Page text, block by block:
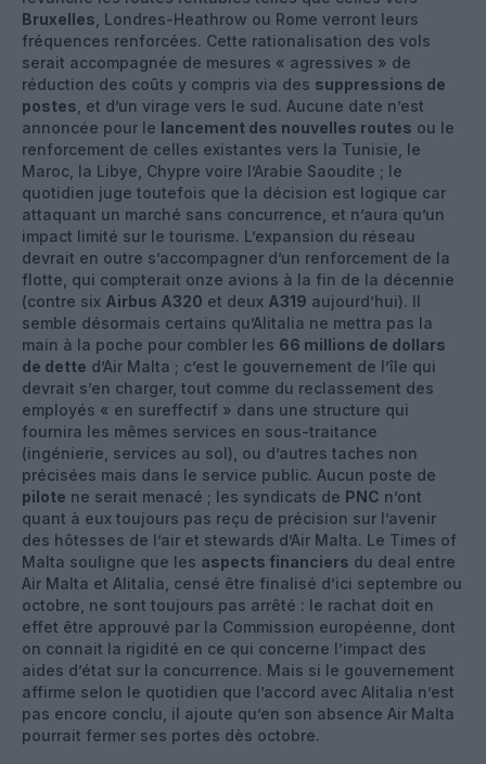
Bruxelles , Londres-Heathrow ou Rome verront leurs
fréquences renforcées. Cette rationalisation des vols
serait accompagnée de mesures « agressives » de
réduction des coûts y compris via des suppressions de
postes , et d’un virage vers le sud. Aucune date n’est
annoncée pour le lancement des nouvelles routes ou le
renforcement de celles existantes vers la Tunisie, le
Maroc, la Libye, Chypre voire l’Arabie Saoudite ; le
quotidien juge toutefois que la décision est logique car
attaquant un marché sans concurrence, et n’aura qu’un
impact limité sur le tourisme. L’expansion du réseau
devrait en outre s’accompagner d’un renforcement de la
flotte, qui compterait onze avions à la fin de la décennie
(contre six Airbus A320 et deux A319 aujourd’hui). Il
semble désormais certains qu’Alitalia ne mettra pas la
main à la poche pour combler les 66 millions de dollars
de dette d’Air Malta ; c’est le gouvernement de l’île qui
devrait s’en charger, tout comme du reclassement des
employés « en sureffectif » dans une structure qui
fournira les mêmes services en sous-traitance
(ingénierie, services au sol), ou d’autres taches non
précisées mais dans le service public. Aucun poste de
pilote ne serait menacé ; les syndicats de PNC n’ont
quant à eux toujours pas reçu de précision sur l’avenir
des hôtesses de l’air et stewards d’Air Malta. Le Times of
Malta souligne que les aspects financiers du deal entre
Air Malta et Alitalia, censé être finalisé d’ici septembre ou
octobre, ne sont toujours pas arrêté : le rachat doit en
effet être approuvé par la Commission européenne, dont
on connait la rigidité en ce qui concerne l’impact des
aides d’état sur la concurrence. Mais si le gouvernement
affirme selon le quotidien que l’accord avec Alitalia n’est
pas encore conclu, il ajoute qu’en son absence Air Malta
pourrait fermer ses portes dès octobre.